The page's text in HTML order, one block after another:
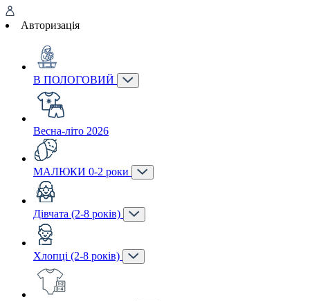
Авторизація
В ПОЛОГОВИЙ
Весна-літо 2026
МАЛЮКИ 0-2 роки
Дівчата (2-8 років)
Хлопці (2-8 років)